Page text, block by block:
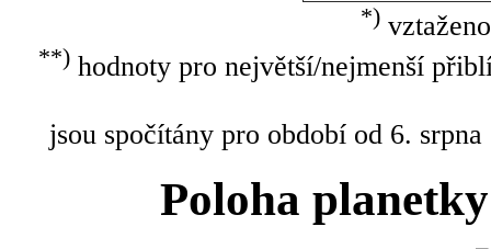
*)
**)hodnoty pro největší/nejmenší
jsou spočítány pro období od 6.
Poloha